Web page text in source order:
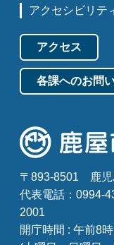
アクセシビリテ
アクセス
各課へのお問
〒893-8501
鹿
代表電話：0994-
2001
開庁時間 : 午前8